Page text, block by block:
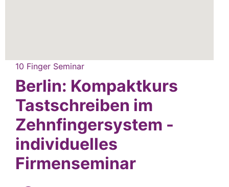
10 Finger Seminar
Berlin: Kompaktkurs
Tastschreiben im
Zehnfingersystem -
individuelles
Firmenseminar